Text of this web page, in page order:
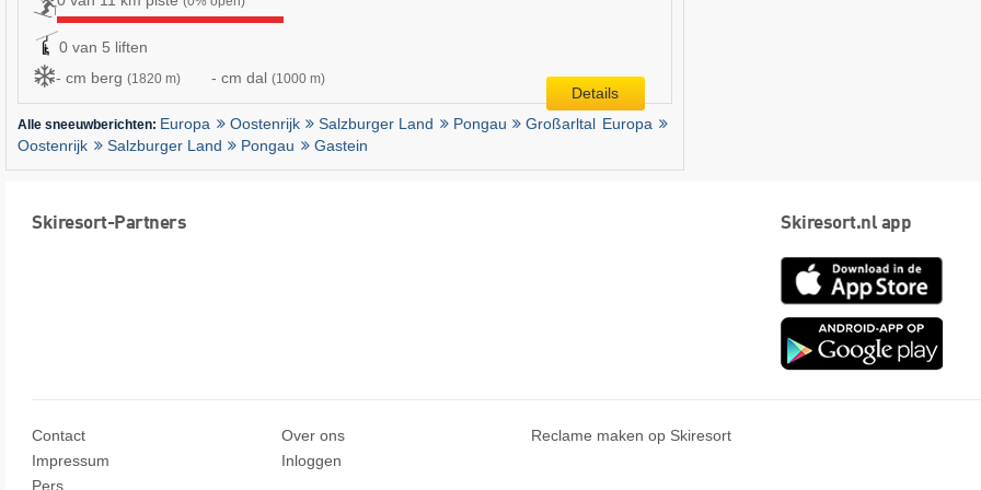
0 van 5 liften
- cm berg (1820 m) - cm dal (1000 m)
Details
Alle sneeuwberichten: Europa Oostenrijk Salzburger Land Pongau Großarltal Europa
Oostenrijk
Salzburger Land Pongau Gastein
Skiresort-Partners Skiresort.nl app
App
Contact
Impressum
Pers
Over ons
Inloggen
Reclame maken op Skiresort